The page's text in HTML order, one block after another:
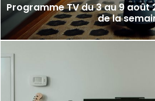
Programme TV du 3 au 9
de la